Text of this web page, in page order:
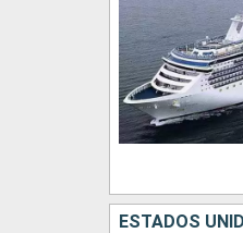
ESTADOS